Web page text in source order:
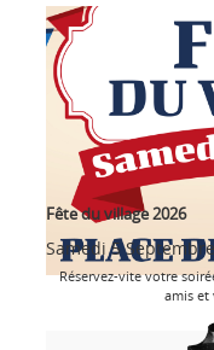
Fête du village 2026
Samedi 5
Réservez-vite votre
amis et